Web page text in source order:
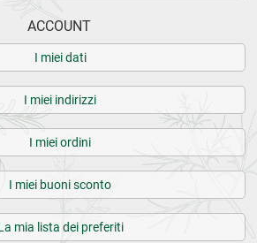
ACCOUNT
I miei dati
I miei indirizzi
I miei ordini
I miei buoni sconto
mia lista dei preferiti